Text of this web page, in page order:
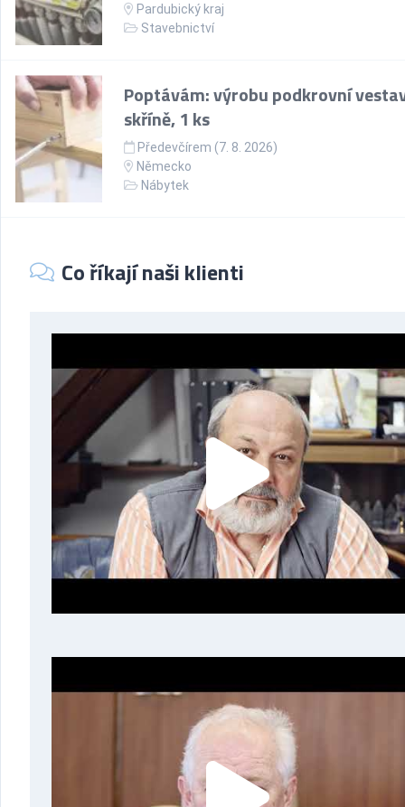
Pardubický kraj
Stavebnictví
Poptávám: výrobu podkrovní
skříně, 1 ks
Předevčírem (7. 8. 2026)
Německo
Nábytek
Co říkají naši klienti